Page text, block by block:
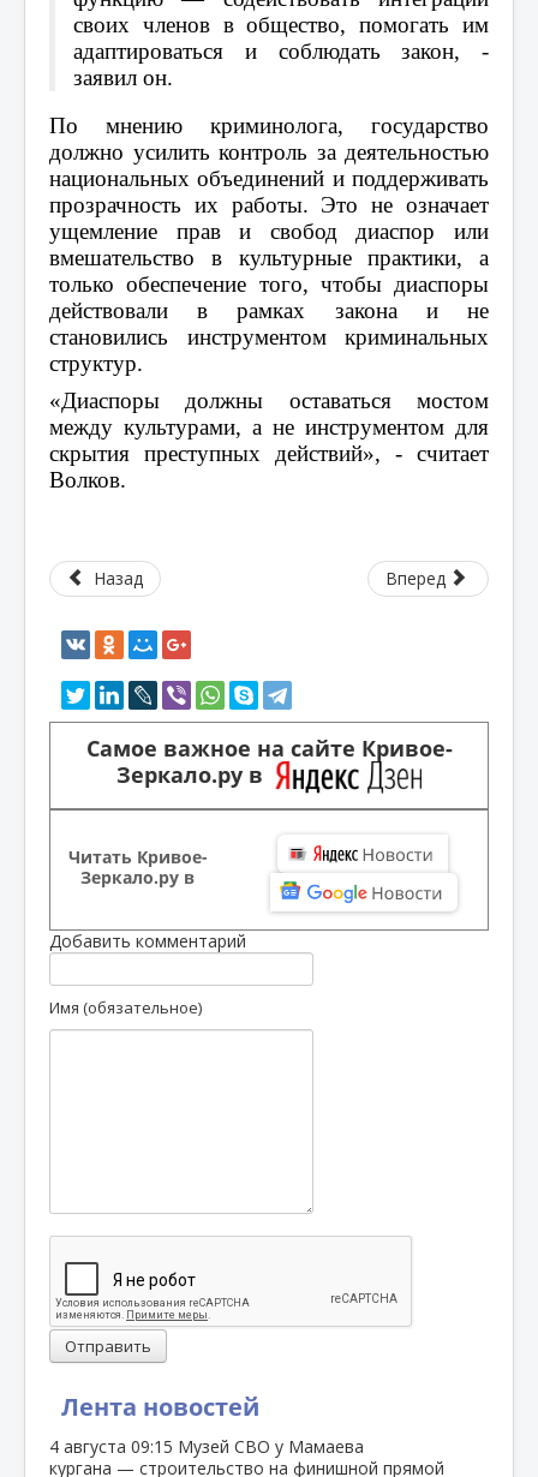
Лента новостей
4 августа 09:15 Музей СВО у Мамаева
кургана — строительство на финишной прямой
своих членов в общество, помогать им
адаптироваться и соблюдать закон, -
заявил он.
По мнению криминолога, государство
должно усилить контроль за деятельностью
национальных объединений и поддерживать
прозрачность их работы. Это не означает
ущемление прав и свобод диаспор или
вмешательство в культурные практики, а
только обеспечение того, чтобы диаспоры
действовали в рамках закона и не
становились инструментом криминальных
структур.
«Диаспоры должны оставаться мостом
между культурами, а не инструментом для
скрытия преступных действий», - считает
Волков.
Назад Вперед
Самое важное на сайте Кривое-
Зеркало.ру в
Читать Кривое-
Зеркало.ру в
Добавить комментарий
Имя (обязательное)
Отправить